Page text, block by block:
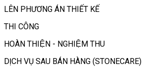
LÊN PHƯƠNG ÁN THIẾT KẾ
THI CÔNG
HOÀN THIỆN - NGHIỆM THU
DỊCH VỤ SAU BÁN HÀNG (STONECARE)